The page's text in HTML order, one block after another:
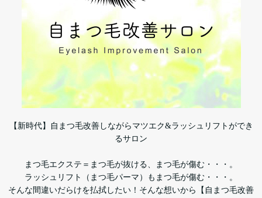
【新時代】自まつ毛改善しながらマツエク&ラッシュリフトができ
るサロン
まつ毛エクステ＝まつ毛が抜ける、まつ毛が傷む・・・。
ラッシュリフト（まつ毛パーマ）もまつ毛が傷む・・・。
そんな間違いだらけを払拭したい！そんな想いから【自まつ毛改善